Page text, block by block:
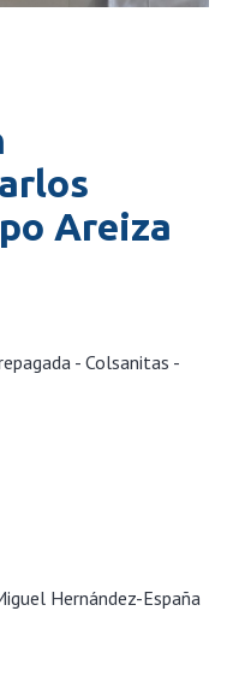
Areiza
- Colsanitas -
Hernández-España